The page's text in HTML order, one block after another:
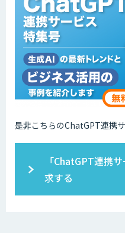
是非こちらのChatGPT連携
「ChatGPT連携
求する